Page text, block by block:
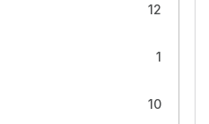
12
1
10